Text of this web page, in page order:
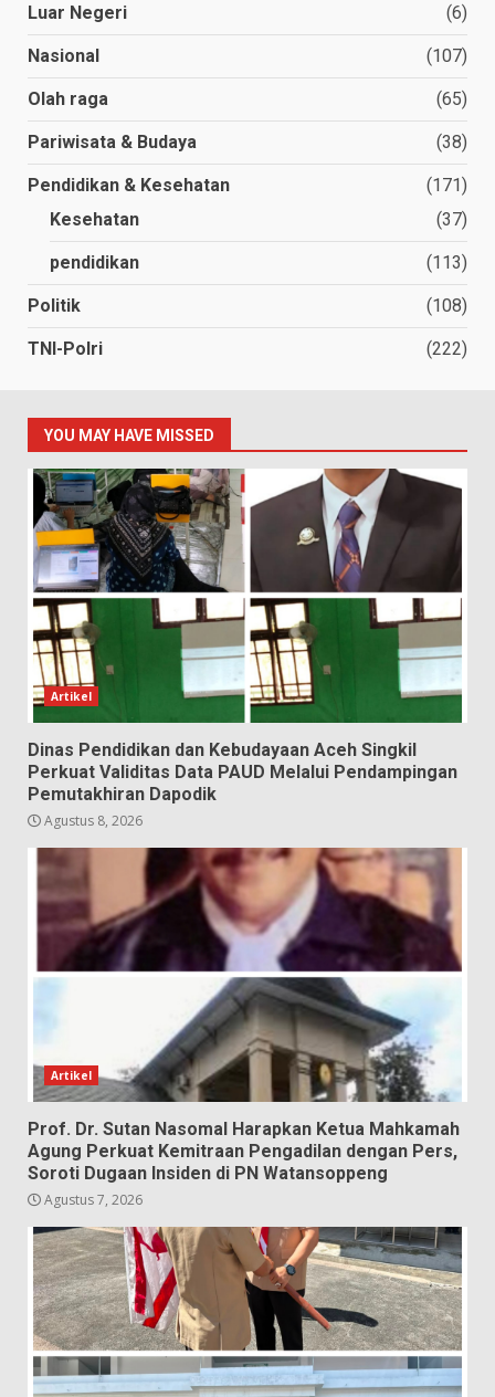
Luar Negeri (6)
Nasional (107)
Olah raga (65)
Pariwisata & Budaya (38)
Pendidikan & Kesehatan
(171)
Kesehatan
(37)
pendidikan (113)
Politik (108)
TNI-Polri (222)
YOU MAY HAVE MISSED
Artikel
Dinas Pendidikan dan Kebudayaan Aceh Singkil
Perkuat Validitas Data PAUD Melalui Pendampingan
Pemutakhiran Dapodik
Agustus 8, 2026
Artikel
Prof. Dr. Sutan Nasomal Harapkan Ketua Mahkamah
Agung Perkuat Kemitraan Pengadilan dengan Pers,
Soroti Dugaan Insiden di PN Watansoppeng
Agustus 7, 2026